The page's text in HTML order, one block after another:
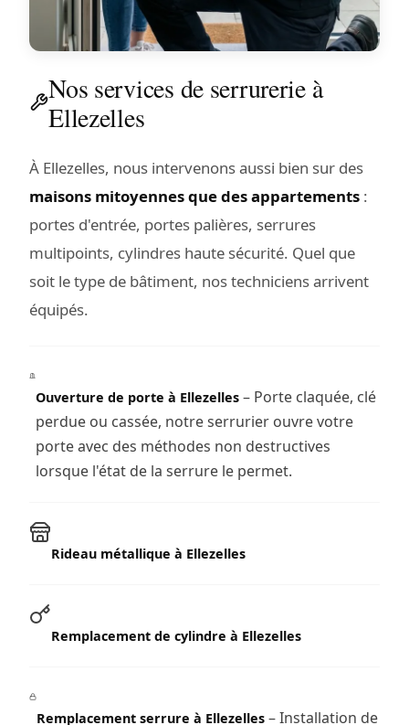
Nos services de serrurerie à
Ellezelles
À Ellezelles, nous intervenons aussi bien sur des
maisons mitoyennes que des appartements :
portes d'entrée, portes palières, serrures
multipoints, cylindres haute sécurité. Quel que
soit le type de bâtiment, nos techniciens arrivent
équipés.
Ouverture de porte à Ellezelles– Porte claquée, clé
perdue ou cassée, notre serrurier ouvre votre
porte avec des méthodes non destructives
lorsque l'état de la serrure le permet.
Rideau métallique à Ellezelles
Remplacement de cylindre à Ellezelles
Remplacement serrure à Ellezelles – Installation de